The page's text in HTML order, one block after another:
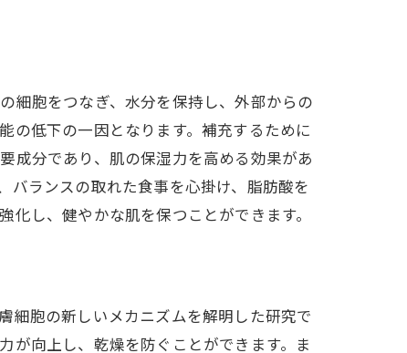
細胞をつなぎ、水分を保持し、外部からの
の低下の一因となります。補充するために
成分であり、肌の保湿力を高める効果があ
バランスの取れた食事を心掛け、脂肪酸を
し、健やかな肌を保つことができます。
細胞の新しいメカニズムを解明した研究で
が向上し、乾燥を防ぐことができます。ま